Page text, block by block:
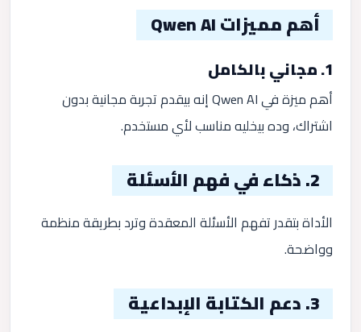
أهم مميزات Qwen AI
1. مجاني بالكامل
أهم ميزة في Qwen AI إنه بيقدم تجربة مجانية بدون
اشتراك، وده بيخليه مناسب لأي مستخدم.
2. ذكاء في فهم الأسئلة
الأداة بتقدر تفهم الأسئلة المعقدة وترد بطريقة منظمة
وواضحة.
3. دعم الكتابة الإبداعية